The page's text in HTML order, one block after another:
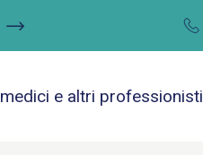
medici e altri professionisti